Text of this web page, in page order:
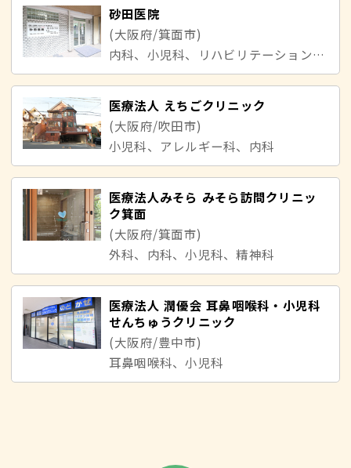
砂田医院
(大阪府/箕面市)
内科、小児科、リハビリテーション科、心療内科、精神科
医療法人 えちごクリニック
(大阪府/吹田市)
小児科、アレルギー科、内科
医療法人みそら みそら訪問クリニッ
ク箕面
(大阪府/箕面市)
外科、内科、小児科、精神科
医療法人 潤優会 耳鼻咽喉科・小児科
せんちゅうクリニック
(大阪府/豊中市)
耳鼻咽喉科、小児科